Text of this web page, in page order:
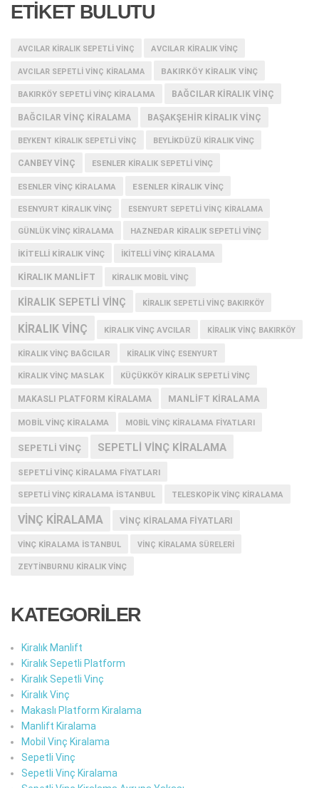
ETİKET BULUTU
AVCILAR KIRALIK SEPETLI VINÇ AVCILAR KIRALIK VINÇ
AVCILAR SEPETLI VINÇ KIRALAMA BAKIRKÖY KIRALIK VINÇ
BAKIRKÖY SEPETLI VINÇ KIRALAMA BAĞCILAR KIRALIK VINÇ
BAĞCILAR VINÇ KIRALAMA BAŞAKŞEHIR KIRALIK VINÇ
BEYKENT KIRALIK SEPETLI VINÇ BEYLIKDÜZÜ KIRALIK VINÇ
CANBEY VINÇ ESENLER KIRALIK SEPETLI VINÇ
ESENLER VINÇ KIRALAMA ESENLER KIRALIK VINÇ
ESENYURT KIRALIK VINÇ ESENYURT SEPETLI VINÇ KIRALAMA
GÜNLÜK VINÇ KIRALAMA HAZNEDAR KIRALIK SEPETLI VINÇ
IKITELLI KIRALIK VINÇ IKITELLI VINÇ KIRALAMA
KIRALIK MANLIFT KIRALIK MOBIL VINÇ
KIRALIK SEPETLI VINÇ KIRALIK SEPETLI VINÇ BAKIRKÖY
KIRALIK VINÇ KIRALIK VINÇ AVCILAR KIRALIK VINÇ BAKIRKÖY
KIRALIK VINÇ BAĞCILAR KIRALIK VINÇ ESENYURT
KIRALIK VINÇ MASLAK KÜÇÜKKÖY KIRALIK SEPETLI VINÇ
MAKASLI PLATFORM KIRALAMA MANLIFT KIRALAMA
MOBIL VINÇ KIRALAMA MOBIL VINÇ KIRALAMA FIYATLARI
SEPETLI VINÇ SEPETLI VINÇ KIRALAMA
SEPETLI VINÇ KIRALAMA FIYATLARI
SEPETLI VINÇ KIRALAMA İSTANBUL TELESKOPIK VINÇ KIRALAMA
VINÇ KIRALAMA VINÇ KIRALAMA FIYATLARI
VINÇ KIRALAMA ISTANBUL VINÇ KIRALAMA SÜRELERI
ZEYTINBURNU KIRALIK VINÇ
KATEGORİLER
Kiralık Manlift
Kiralık Sepetli Platform
Kiralık Sepetli Vinç
Kiralık Vinç
Makaslı Platform Kiralama
Manlift Kiralama
Mobil Vinç Kiralama
Sepetli Vinç
Sepetli Vinç Kiralama